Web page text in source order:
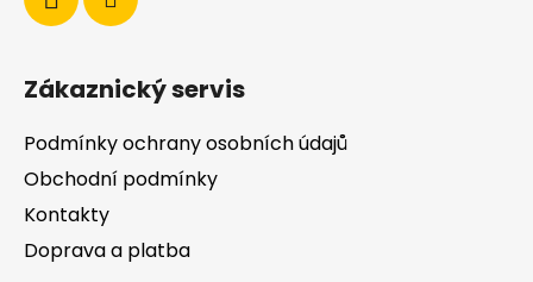
Zákaznický servis
Podmínky ochrany osobních údajů
Obchodní podmínky
Kontakty
Doprava a platba